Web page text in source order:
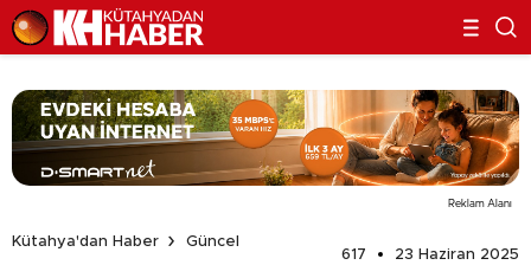
Reklam Alanı
Kütahya'dan Haber
Güncel
617
23 Haziran 2025